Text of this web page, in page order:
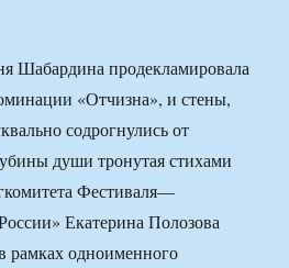
Шабардина продекламировала
«Отчизна», и стены,
содрогнулись от
души тронутая стихами
Фестиваля—
Екатерина Полозова
рамках одноименного